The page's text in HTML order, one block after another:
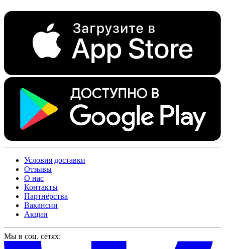
Условия доставки
Отзывы
О нас
Контакты
Партнёрства
Вакансии
Акции
Мы в соц. сетях: